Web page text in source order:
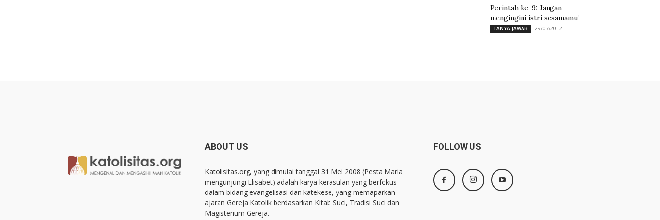
Perintah ke-9: Jangan
mengingini istri sesamamu!
TANYA JAWAB 29/07/2012
ABOUT US
Katolisitas.org, yang dimulai tanggal 31 Mei 2008 (Pesta Maria
mengunjungi Elisabet) adalah karya kerasulan yang berfokus
dalam bidang evangelisasi dan katekese, yang memaparkan
ajaran Gereja Katolik berdasarkan Kitab Suci, Tradisi Suci dan
Magisterium Gereja.
FOLLOW US